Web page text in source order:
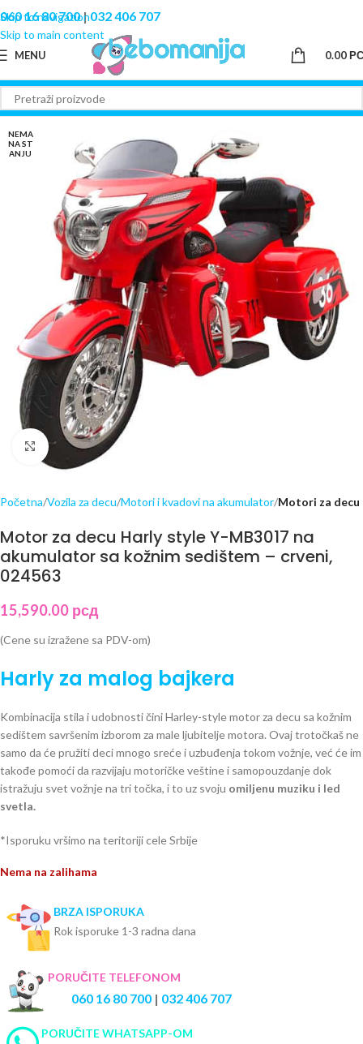
Skip to navigation
Skip to main content
060 16 80 700|032 406 707
MENU 0.00
NEMA
NA ST
ANJU
Click to enlarge
Početna Vozila za decu Motori i kvadovi na akumulator Motori za decu
Motor za decu Harly style Y-MB3017 na
akumulator sa kožnim sedištem – crveni,
024563
15,590.00 рсд
(Cene su izražene sa PDV-om)
Harly za malog bajkera
Kombinacija stila i udobnosti čini Harley-style motor za decu sa kožnim
sedištem savršenim izborom za male ljubitelje motora. Ovaj trotočkaš ne
samo da će pružiti deci mnogo sreće i uzbuđenja tokom vožnje, već će im
takođe pomoći da razvijaju motoričke veštine i samopouzdanje dok
istražuju svet vožnje na tri točka, i to uz svoju omiljenu muziku i led
svetla.
*Isporuku vršimo na teritoriji cele Srbije
Nema na zalihama
BRZA ISPORUKA
Rok isporuke 1-3 radna dana
PORUČITE TELEFONOM
060 16 80 700 | 032 406 707
PORUČITE WHATSAPP-OM